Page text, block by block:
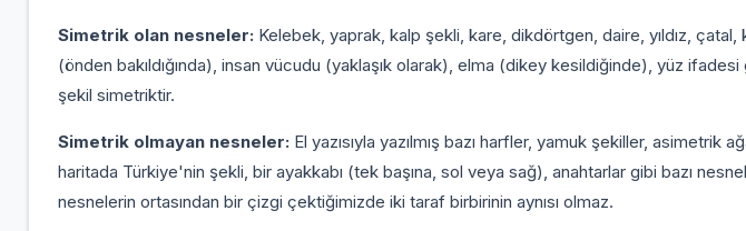
Simetrik olan nesneler:Kelebek, yaprak, kalp şekli, kare, dikdörtgen, daire, yıldız, çatal,
(önden bakıldığında), insan vücudu (yaklaşık olarak), elma (dikey kesildiğinde), yüz
şekil simetriktir.
Simetrik olmayan nesneler:El yazısıyla yazılmış bazı harfler, yamuk şekiller, asimetrik
haritada Türkiye'nin şekli, bir ayakkabı (tek başına, sol veya sağ), anahtarlar gibi bazı
nesnelerin ortasından bir çizgi çektiğimizde iki taraf birbirinin aynısı olmaz.